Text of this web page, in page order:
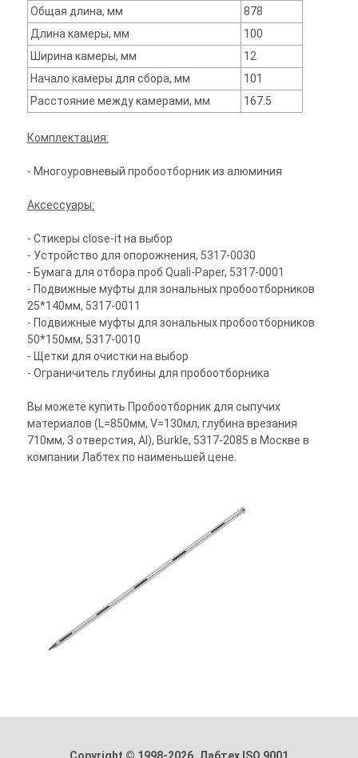
Общая длина, мм
878
Длина камеры, мм
100
Ширина камеры, мм
12
Начало камеры для сбора, мм
101
Расстояние между камерами, мм
167.5
Комплектация:
- Многоуровневый пробоотборник из алюминия
Аксессуары:
- Стикеры close-it на выбор
- Устройство для опорожнения, 5317-0030
- Бумага для отбора проб Quali-Paper, 5317-0001
- Подвижные муфты для зональных пробоотборников
25*140мм, 5317-0011
- Подвижные муфты для зональных пробоотборников
50*150мм, 5317-0010
- Щетки для очистки на выбор
- Ограничитель глубины для пробоотборника
Вы можете купить Пробоотборник для сыпучих
материалов (L=850мм, V=130мл, глубина врезания
710мм, 3 отверстия, Al), Burkle, 5317-2085 в Москве в
компании Лабтех по наименьшей цене.